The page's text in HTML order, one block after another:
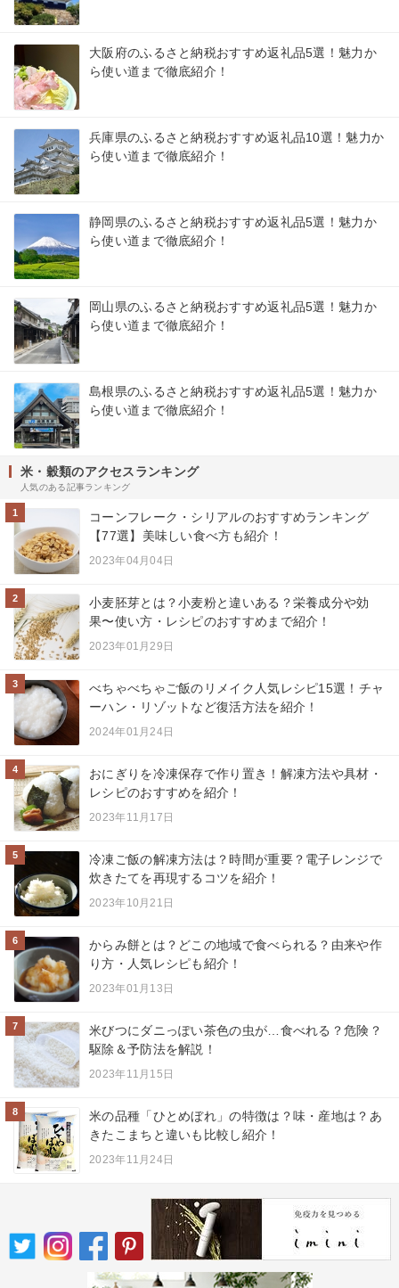
大阪府のふるさと納税おすすめ返礼品5選！魅力か
ら使い道まで徹底紹介！
兵庫県のふるさと納税おすすめ返礼品10選！魅力か
ら使い道まで徹底紹介！
静岡県のふるさと納税おすすめ返礼品5選！魅力か
ら使い道まで徹底紹介！
岡山県のふるさと納税おすすめ返礼品5選！魅力か
ら使い道まで徹底紹介！
島根県のふるさと納税おすすめ返礼品5選！魅力か
ら使い道まで徹底紹介！
米・穀類のアクセスランキング
人気のある記事ランキング
1
コーンフレーク・シリアルのおすすめランキング
【77選】美味しい食べ方も紹介！
2023年04月04日
2
小麦胚芽とは？小麦粉と違いある？栄養成分や効
果〜使い方・レシピのおすすめまで紹介！
2023年01月29日
3
べちゃべちゃご飯のリメイク人気レシピ15選！チャ
ーハン・リゾットなど復活方法を紹介！
2024年01月24日
4
おにぎりを冷凍保存で作り置き！解凍方法や具材・
レシピのおすすめを紹介！
2023年11月17日
5
冷凍ご飯の解凍方法は？時間が重要？電子レンジで
炊きたてを再現するコツを紹介！
2023年10月21日
6
からみ餅とは？どこの地域で食べられる？由来や作
り方・人気レシピも紹介！
2023年01月13日
7
米びつにダニっぽい茶色の虫が…食べれる？危険？
駆除＆予防法を解説！
2023年11月15日
8
米の品種「ひとめぼれ」の特徴は？味・産地は？あ
きたこまちと違いも比較し紹介！
2023年11月24日